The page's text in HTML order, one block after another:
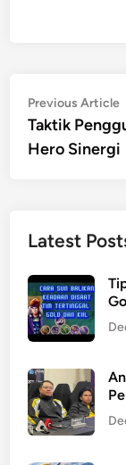
Post
Previous Article
Taktik
Hero Sinergi
Latest